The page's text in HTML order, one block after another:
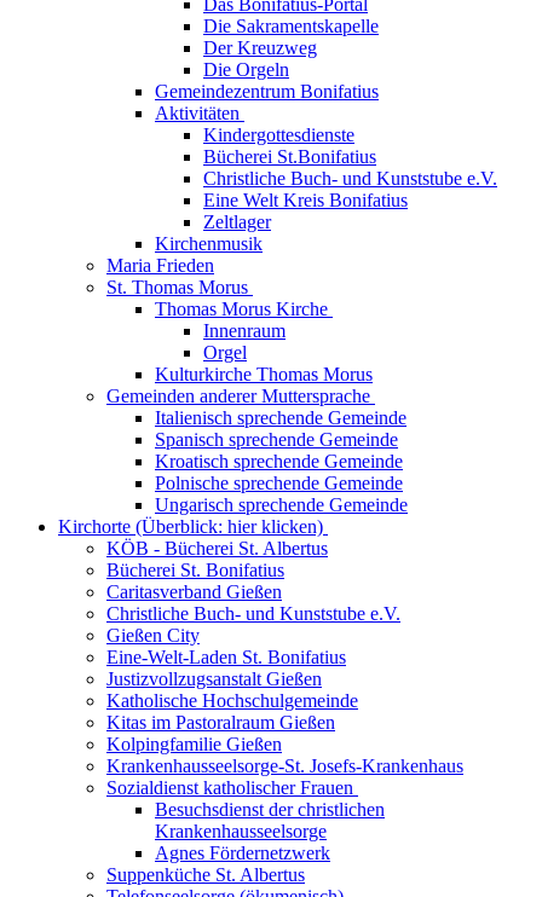
Das Bonifatius-Portal
Die Sakramentskapelle
Der Kreuzweg
Die Orgeln
Gemeindezentrum Bonifatius
Aktivitäten
Kindergottesdienste
Bücherei St.Bonifatius
Christliche Buch- und Kunststube e.V.
Eine Welt Kreis Bonifatius
Zeltlager
Kirchenmusik
Maria Frieden
St. Thomas Morus
Thomas Morus Kirche
Innenraum
Orgel
Kulturkirche Thomas Morus
Gemeinden anderer Muttersprache
Italienisch sprechende Gemeinde
Spanisch sprechende Gemeinde
Kroatisch sprechende Gemeinde
Polnische sprechende Gemeinde
Ungarisch sprechende Gemeinde
Kirchorte (Überblick: hier klicken)
KÖB - Bücherei St. Albertus
Bücherei St. Bonifatius
Caritasverband Gießen
Christliche Buch- und Kunststube e.V.
Gießen City
Eine-Welt-Laden St. Bonifatius
Justizvollzugsanstalt Gießen
Katholische Hochschulgemeinde
Kitas im Pastoralraum Gießen
Kolpingfamilie Gießen
Krankenhausseelsorge-St. Josefs-Krankenhaus
Sozialdienst katholischer Frauen
Besuchsdienst der christlichen
Krankenhausseelsorge
Agnes Fördernetzwerk
Suppenküche St. Albertus